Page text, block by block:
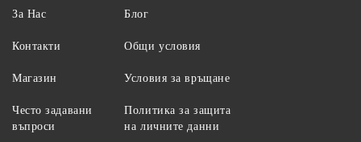
За Нас
Контакти
Магазин
Често задавани
въпроси
Блог
Общи условия
Условия за връщане
Политика за защита
на личните данни